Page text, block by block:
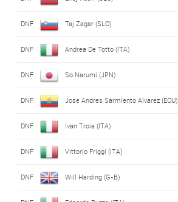
DNF Taj Zagar (SLO)
DNF Andrea De Totto (ITA)
DNF So Narumi (JPN)
DNF Jose Andres Sarmiento Alvarez (EQU)
DNF Ivan Troia (ITA)
DNF Vittorio Friggi (ITA)
DNF Will Harding (G-B)